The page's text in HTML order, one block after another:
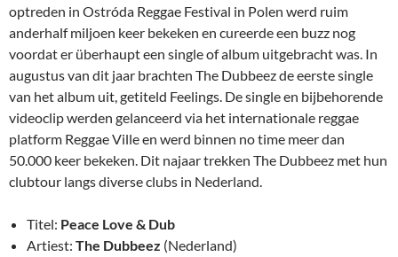
optreden in Ostróda Reggae Festival in Polen werd ruim
anderhalf miljoen keer bekeken en cureerde een buzz nog
voordat er überhaupt een single of album uitgebracht was. In
augustus van dit jaar brachten The Dubbeez de eerste single
van het album uit, getiteld Feelings. De single en bijbehorende
videoclip werden gelanceerd via het internationale reggae
platform Reggae Ville en werd binnen no time meer dan
50.000 keer bekeken. Dit najaar trekken The Dubbeez met hun
clubtour langs diverse clubs in Nederland.
Titel: Peace Love & Dub
Artiest: The Dubbeez (Nederland)